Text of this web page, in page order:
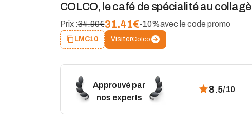
COLCO, le café de spécialité au
Prix :34.90€31.41€-10%avec le code promo
LMC10 VisiterColco
Approuvé par
nos experts
8.5/10